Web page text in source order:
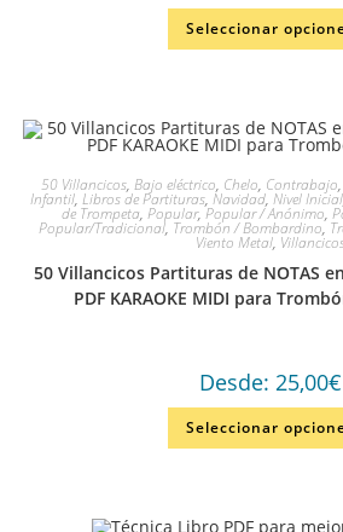
Seleccionar
50 Villancicos, Bajo eléctrico, Chelo, Contrabajo,
Infantil, Libros de Partituras, Navidad, Nivel Inicial
de Trompeta, Popular,Popular / Anónimo,
Popular/Tradicional, Trombón / Bombardino,
Viento Metal,
50 Villancicos Partituras de NOTAS
PDF KARAOKE MIDI para
Desde: 25,00€
Seleccionar